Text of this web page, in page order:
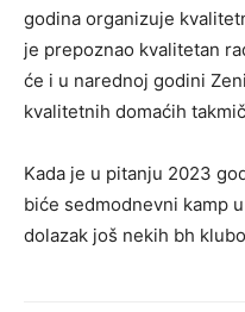
godina organizuje
je prepoznao kvalitetan
će i u narednoj godini
kvalitetnih domaćih
Kada je u pitanju 2023
biće sedmodnevni kamp
dolazak još nekih bh